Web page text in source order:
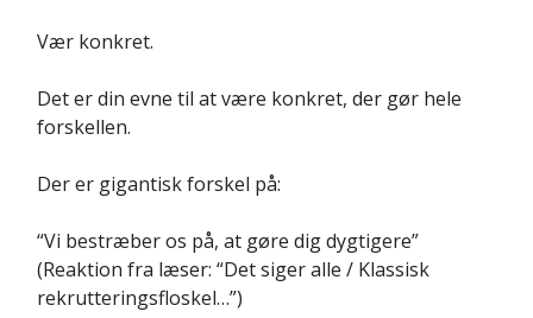
Vær konkret.
Det er din evne til at være konkret, der gør hele
forskellen.
Der er gigantisk forskel på:
“Vi bestræber os på, at gøre dig dygtigere”
(Reaktion fra læser: “Det siger alle / Klassisk
rekrutteringsfloskel…”)